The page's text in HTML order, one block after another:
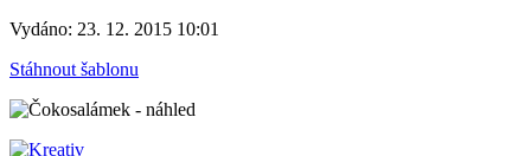
Vydáno: 23. 12. 2015 10:01
Stáhnout šablonu